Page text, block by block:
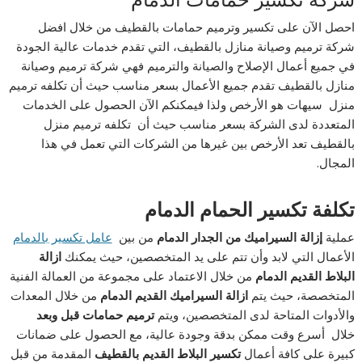
احصل الآن على تكسير وترميم حمامات بالقطيف من خلال افضل
شركة ترميم وصيانة منازل بالقطيف، التي تقدم خدمات عالية الجودة
في جميع أعمال الإصلاح والصيانة والترميم فهي شركة ترميم وصيانة
منازل بالقطيف تقدم جميع الأعمال بسعر مناسب حيث أن تكلفه ترميم
منزل سيهات هو الأرخص ولذا فيمكنكم الآن الحصول على الخدمات
المتعددة لدى الشركة بسعر مناسب حيث أن تكلفه ترميم منزل
بالقطيف تعد الأرخص بين غيرها من الشركات التي تعمل في هذا
المجال.
تكلفة تكسير الحمام الدمام
عمليةإزالة السيراميك من الجدار الدمام من بين عامل تكسير بالدمام
الأعمال التي لابد وأن تتم على يد المتخصصين، حيث يمكنكازالة
البلاط القديم الدمام من خلال الاعتماد على مجموعة من العمالة الفنية
المتخصصة، حيث يتمازالة السيراميك القديم الدمام من خلال المعدات
والأدوات المتاحة لدى المتخصصين، ويتمترميم حمامات قبل وبعد
خلال أسرع وقت ممكن بدقة وجودة عالية، مع الحصول على ضمانات
كبيرة على كافة أعمالتكسير البلاط القديم بالقطيف المقدمة من قبل